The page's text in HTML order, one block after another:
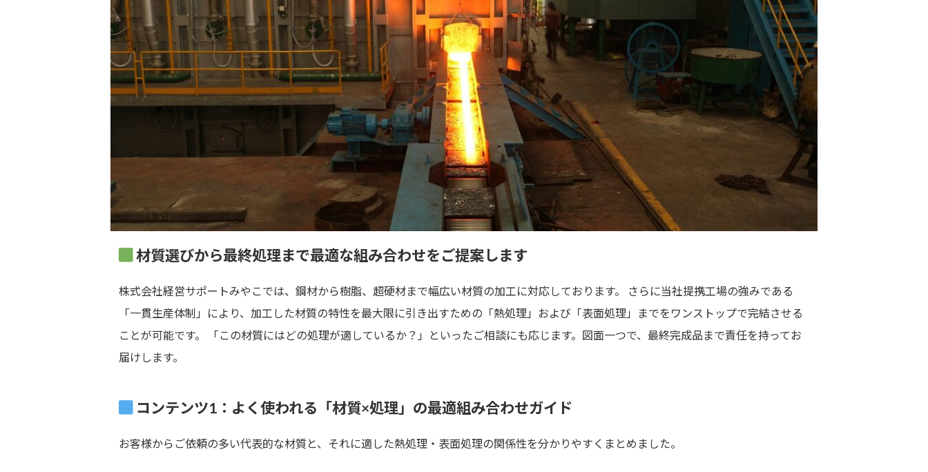
材質選びから最終処理まで最適な組み合わせをご提案します
株式会社経営サポートみやこでは、鋼材から樹脂、超硬材まで幅広い材質の加工に対応しております。 さらに当社提携工場の強みである
「一貫生産体制」により、加工した材質の特性を最大限に引き出すための「熱処理」および「表面処理」までをワンストップで完結させる
ことが可能です。 「この材質にはどの処理が適しているか？」といったご相談にも応じます。図面一つで、最終完成品まで責任を持ってお
届けします。
コンテンツ1：よく使われる「材質×処理」の最適組み合わせガイド
お客様からご依頼の多い代表的な材質と、それに適した熱処理・表面処理の関係性を分かりやすくまとめました。